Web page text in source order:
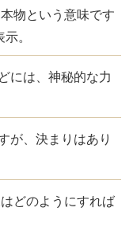
物という意味です
。
には、神秘的な力
が、決まりはあり
どのようにすれば